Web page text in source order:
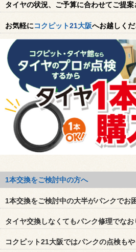
タイヤの状況、ご予算に合わせてご提
お気軽にコクピット21大阪へお越しくだ
1本交換をご検討中の方へ
1本交換をご検討中の大半がパンクでお
タイヤ交換しなくてもパンク修理でなお
コクピット21大阪ではパンクの点検もや